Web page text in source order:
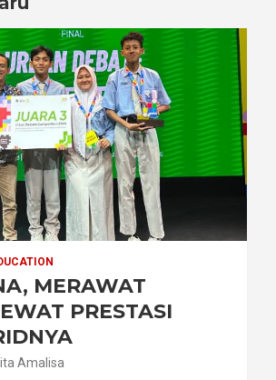
MERAWAT
PRESTASI
Amalisa